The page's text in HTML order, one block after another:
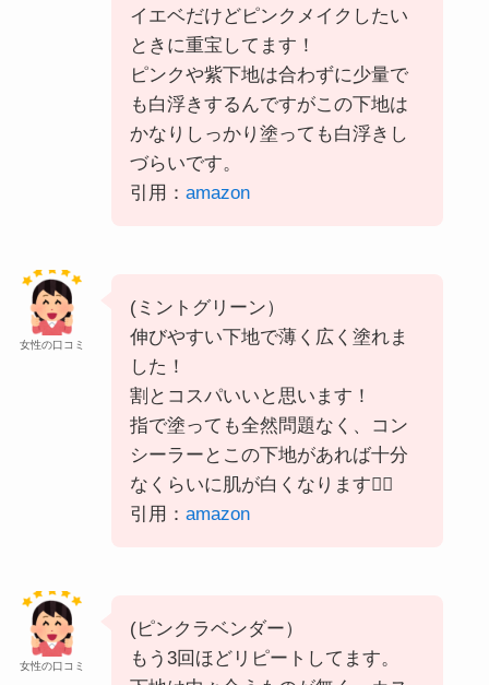
イエベだけどピンクメイクしたい
ときに重宝してます！
ピンクや紫下地は合わずに少量で
も白浮きするんですがこの下地は
かなりしっかり塗っても白浮きし
づらいです。
引用： amazon
女性の口コミ
(ミントグリーン）
伸びやすい下地で薄く広く塗れま
した！
割とコスパいいと思います！
指で塗っても全然問題なく、コン
シーラーとこの下地があれば十分
なくらいに肌が白くなります👍🏻
引用： amazon
女性の口コミ
(ピンクラベンダー）
もう3回ほどリピートしてます。